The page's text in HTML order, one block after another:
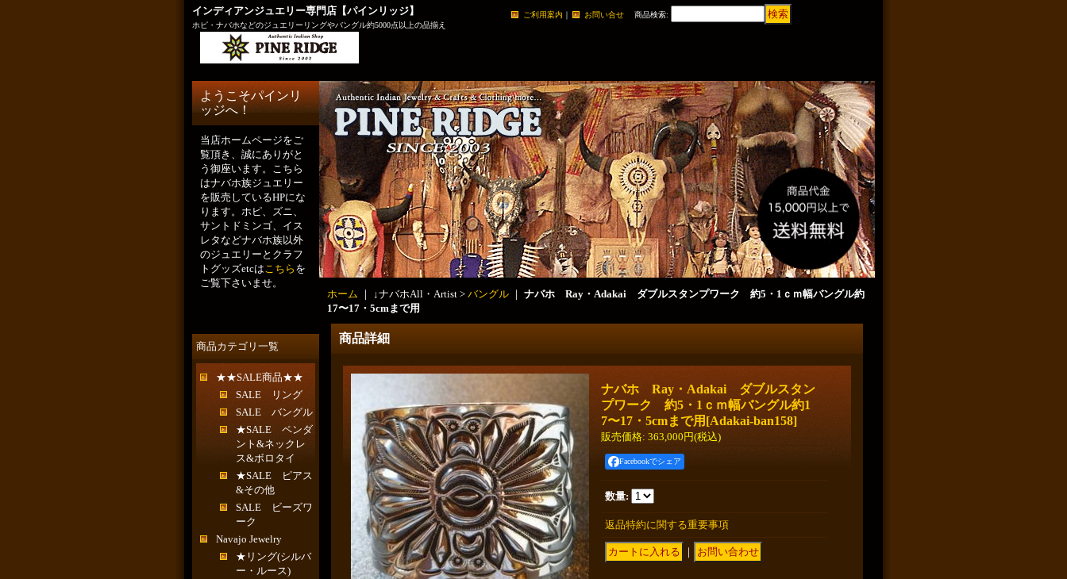
インディアンジュエリー専門店【パインリッジ】
ホピ・ナバホなどのジュエリーリングやバングル約5000点以上の品揃え
ご利用案内 ｜ お問い合せ 商品検索:
ようこそパインリ
ッジへ！
当店ホームページをご
覧頂き、誠にありがと
う御座います。こちら
はナバホ族ジュエリー
を販売しているHPにな
ります。ホピ、ズニ、
サントドミンゴ、イス
レタなどナバホ族以外
のジュエリーとクラフ
トグッズetcはこちら を
ご覧下さいませ。
商品カテゴリ一覧
★★SALE商品★★
SALE リング
SALE バングル
★SALE ペンダ
ント&ネックレ
ス&ボロタイ
★SALE ピアス
&その他
SALE ビーズワ
ーク
Navajo Jewelry
★リング(シルバ
ー・ルース)
ホーム ｜ ↓ナバホAll・Artist > バングル ｜ ナバホ Ray・Adakai ダブルスタンプワーク 約5・1ｃｍ幅バングル約
17〜17・5cmまで用
商品詳細
ナバホ Ray・Adakai ダブルスタン
プワーク 約5・1ｃｍ幅バングル約1
7〜17・5cmまで用 [Adakai-ban158]
販売価格: 363,000円(税込)
Facebookでシェア
数量:
返品特約に関する重要事項
｜